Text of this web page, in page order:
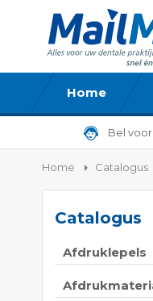
Home
Bel
Home Catalogus
Catalogus
Afdruklepels